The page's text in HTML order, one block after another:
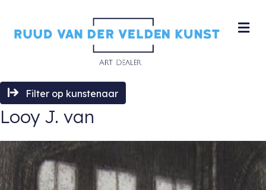
Filter op kunstenaar
Looy J. van